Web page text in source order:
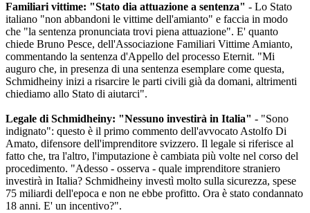
Familiari vittime: "Stato dia attuazione a sentenza" - Lo Stato
italiano "non abbandoni le vittime dell'amianto" e faccia in modo
che "la sentenza pronunciata trovi piena attuazione". E' quanto
chiede Bruno Pesce, dell'Associazione Familiari Vittime Amianto,
commentando la sentenza d'Appello del processo Eternit. "Mi
auguro che, in presenza di una sentenza esemplare come questa,
Schmidheiny inizi a risarcire le parti civili già da domani, altrimenti
chiediamo allo Stato di aiutarci".
Legale di Schmidheiny: "Nessuno investirà in Italia" - "Sono
indignato": questo è il primo commento dell'avvocato Astolfo Di
Amato, difensore dell'imprenditore svizzero. Il legale si riferisce al
fatto che, tra l'altro, l'imputazione è cambiata più volte nel corso del
procedimento. "Adesso - osserva - quale imprenditore straniero
investirà in Italia? Schmidheiny investì molto sulla sicurezza, spese
75 miliardi dell'epoca e non ne ebbe profitto. Ora è stato condannato
18 anni. E' un incentivo?".